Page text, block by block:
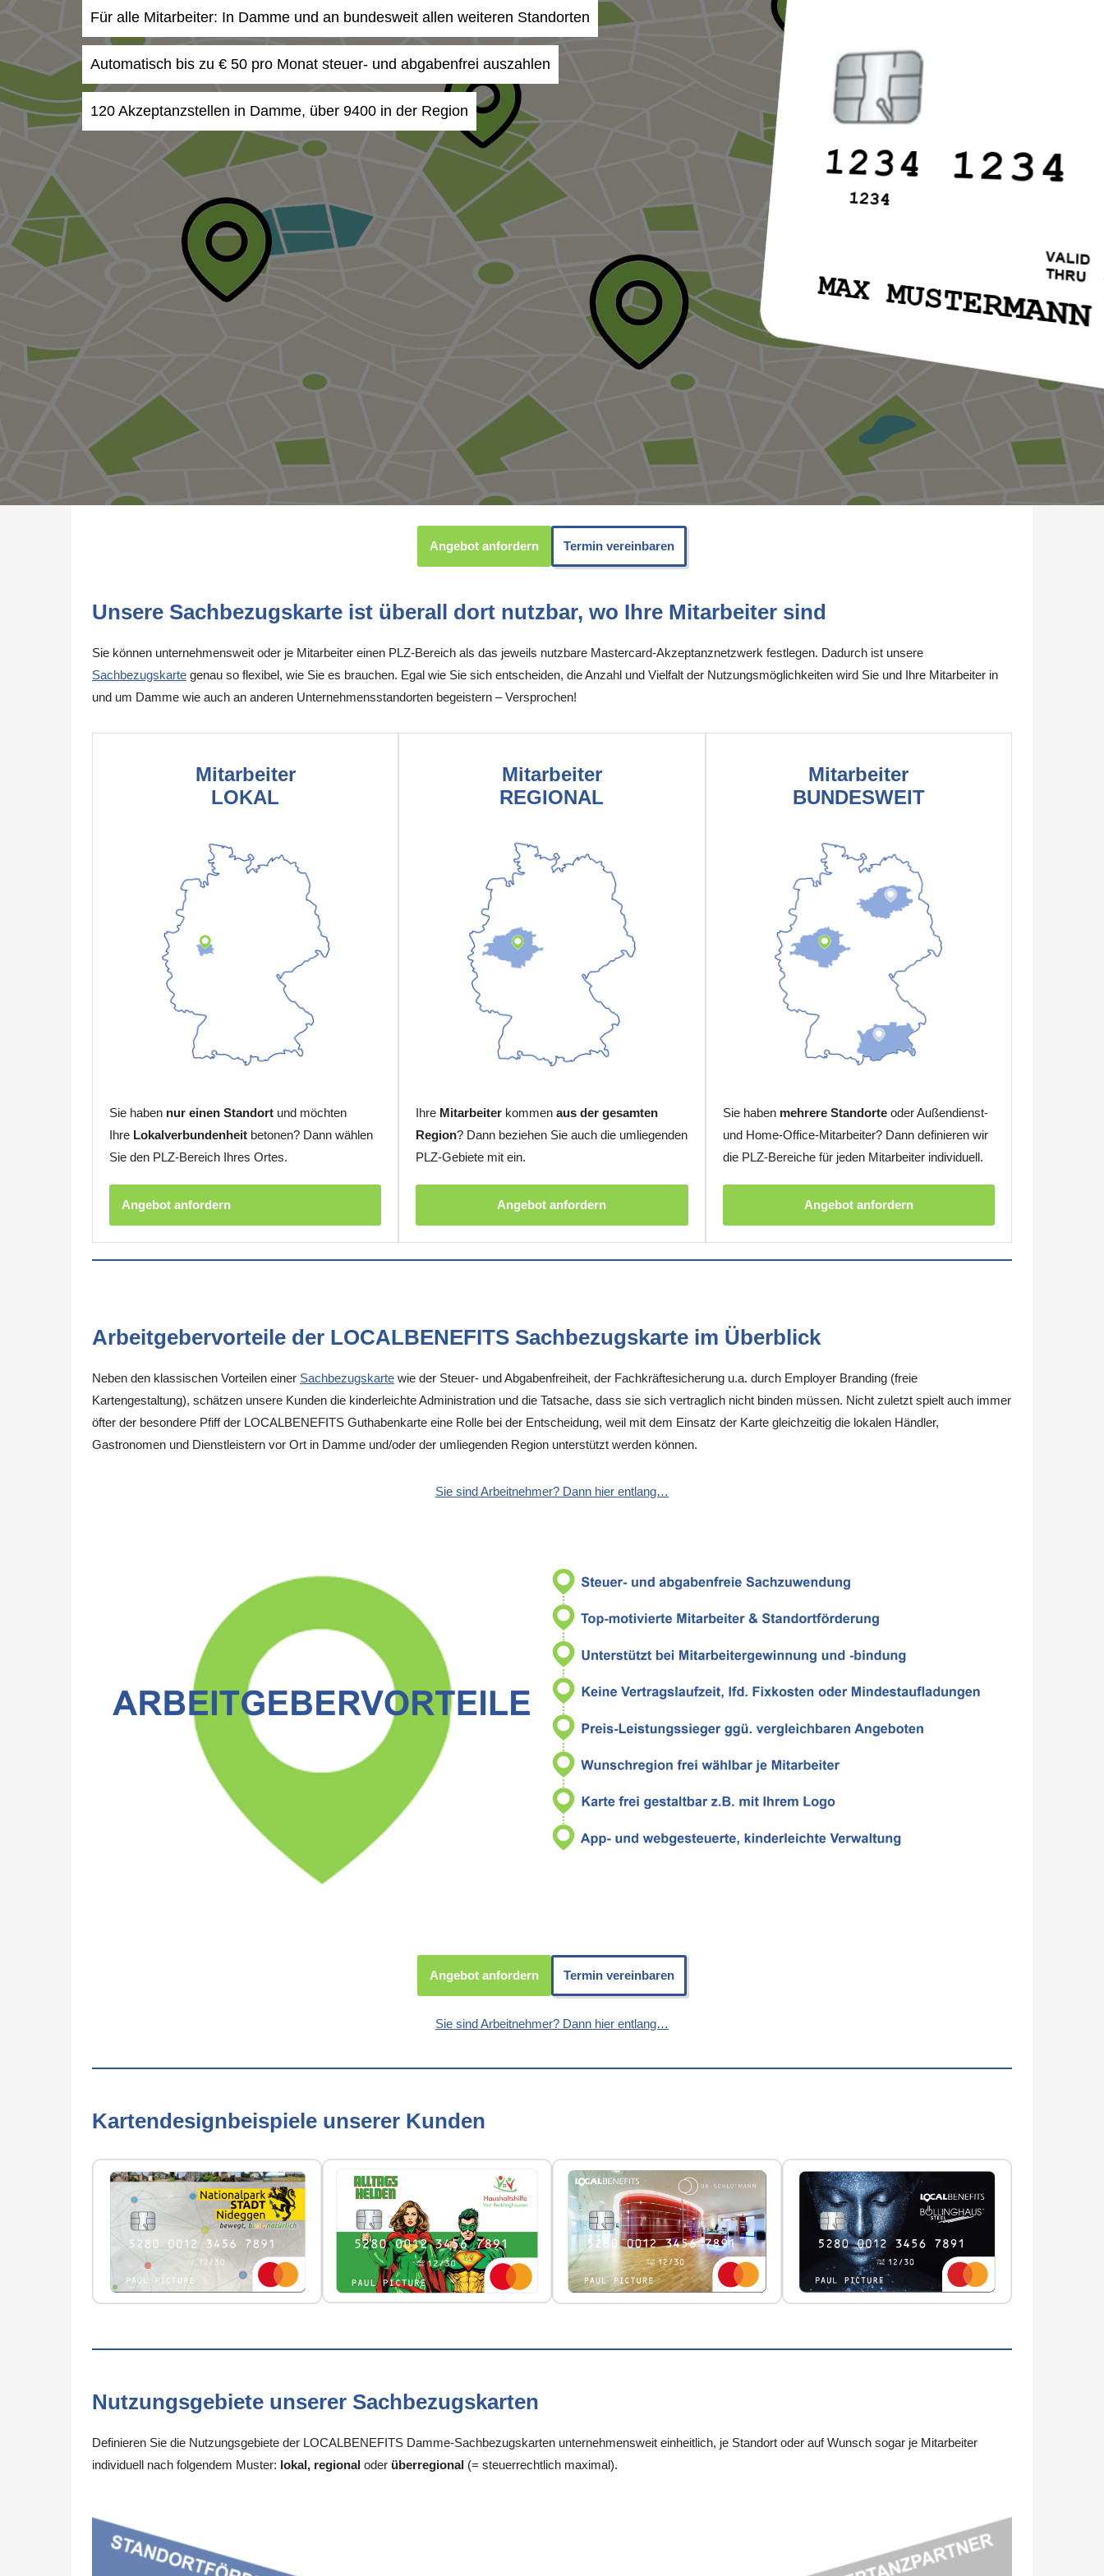
Für alle Mitarbeiter: In Damme und an bundesweit allen weiteren Standorten
Automatisch bis zu € 50 pro Monat steuer- und abgabenfrei auszahlen
120 Akzeptanzstellen in Damme, über 9400 in der Region
Angebot anfordern Termin vereinbaren
Unsere Sachbezugskarte ist überall dort nutzbar, wo Ihre Mitarbeiter sind
Sie können unternehmensweit oder je Mitarbeiter einen PLZ-Bereich als das jeweils nutzbare Mastercard-Akzeptanznetzwerk festlegen. Dadurch ist unsere
Sachbezugskarte genau so flexibel, wie Sie es brauchen. Egal wie Sie sich entscheiden, die Anzahl und Vielfalt der Nutzungsmöglichkeiten wird Sie und Ihre Mitarbeiter in
und um Damme wie auch an anderen Unternehmensstandorten begeistern – Versprochen!
Mitarbeiter
LOKAL
Sie haben nur einen Standort und möchten
Ihre Lokalverbundenheit betonen? Dann wählen
Sie den PLZ-Bereich Ihres Ortes.
Angebot anfordern
Mitarbeiter
REGIONAL
Ihre Mitarbeiter kommenaus der gesamten
Region? Dann beziehen Sie auch die umliegenden
PLZ-Gebiete mit ein.
Angebot anfordern
Mitarbeiter
BUNDESWEIT
Sie haben mehrere Standorteoder Außendienst-
und Home-Office-Mitarbeiter? Dann definieren wir
die PLZ-Bereiche für jeden Mitarbeiter individuell.
Angebot anfordern
Arbeitgebervorteile der LOCALBENEFITS Sachbezugskarte im Überblick
Neben den klassischen Vorteilen einer Sachbezugskarte wie der Steuer- und Abgabenfreiheit, der Fachkräftesicherung u.a. durch Employer Branding (freie
Kartengestaltung), schätzen unsere Kunden die kinderleichte Administration und die Tatsache, dass sie sich vertraglich nicht binden müssen. Nicht zuletzt spielt auch immer
öfter der besondere Pfiff der LOCALBENEFITS Guthabenkarte eine Rolle bei der Entscheidung, weil mit dem Einsatz der Karte gleichzeitig die lokalen Händler,
Gastronomen und Dienstleistern vor Ort in Damme und/oder der umliegenden Region unterstützt werden können.
Sie sind Arbeitnehmer? Dann hier entlang…
Angebot anfordern Termin vereinbaren
Sie sind Arbeitnehmer? Dann hier entlang…
Kartendesignbeispiele unserer Kunden
Nutzungsgebiete unserer Sachbezugskarten
Definieren Sie die Nutzungsgebiete der LOCALBENEFITS Damme-Sachbezugskarten unternehmensweit einheitlich, je Standort oder auf Wunsch sogar je Mitarbeiter
individuell nach folgendem Muster: lokal, regional oder überregional (= steuerrechtlich maximal).